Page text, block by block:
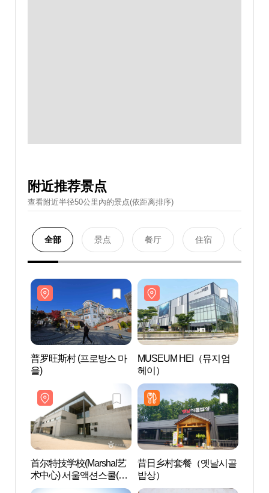
附近推荐景点
查看附近半径50公里內的景点(依距离排序)
全部 景点 餐厅 住宿
普罗旺斯村 (프로방스 마
을)
MUSEUM HEI（뮤지엄
헤이）
首尔特技学校(Marshal艺
术中心) 서울액션스쿨(마
샬아트센터)
昔日乡村套餐（옛날시골
밥상）